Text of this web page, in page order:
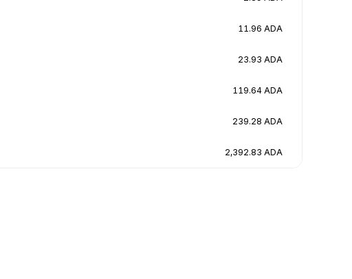
11.96 ADA
23.93 ADA
119.64 ADA
239.28 ADA
2,392.83 ADA